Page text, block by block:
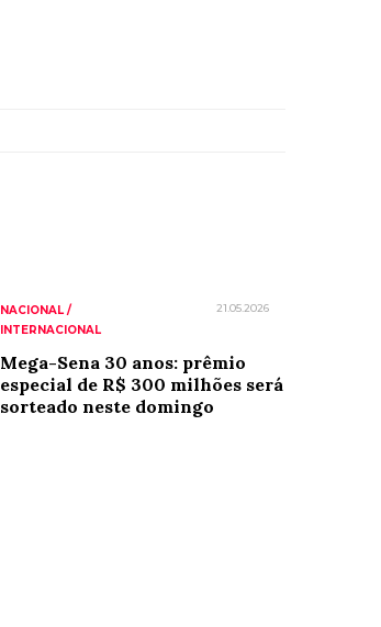
NACIONAL /
INTERNACIONAL
21.05.2026
Mega-Sena 30 anos: prêmio
especial de R$ 300 milhões será
sorteado neste domingo